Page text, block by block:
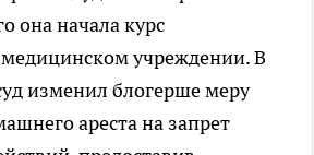
она начала курс
учреждении. В
изменил блогерше меру
ареста на запрет